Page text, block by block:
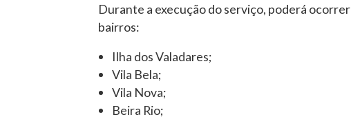
Durante a execução do serviço, poderá ocorrer
bairros:
Ilha dos Valadares;
Vila Bela;
Vila Nova;
Beira Rio;